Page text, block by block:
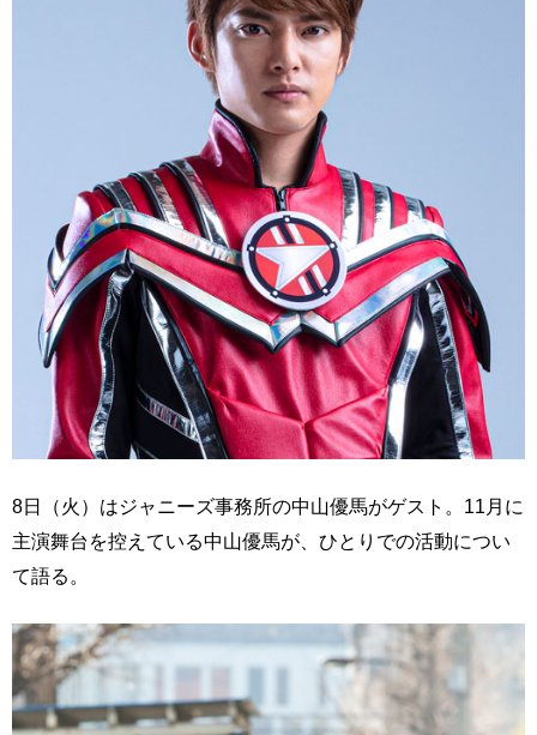
8日（火）はジャニーズ事務所の中山優馬がゲスト。11月に
主演舞台を控えている中山優馬が、ひとりでの活動につい
て語る。